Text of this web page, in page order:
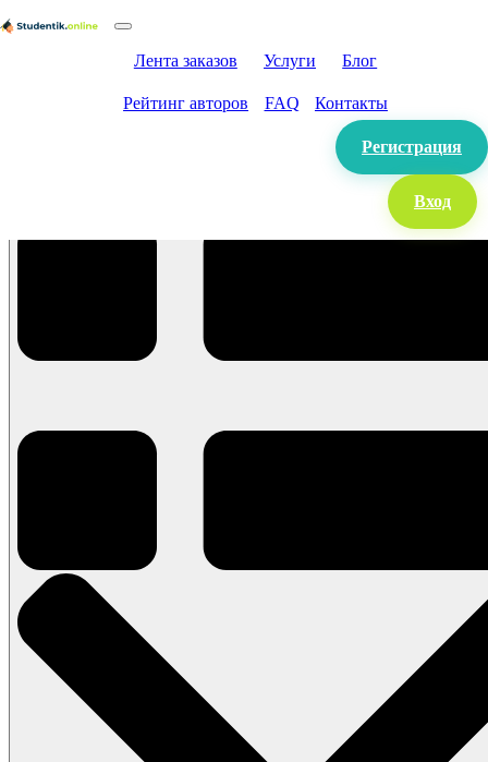
Лента заказов Услуги Блог
Рейтинг авторов FAQ Контакты
Регистрация
Вход